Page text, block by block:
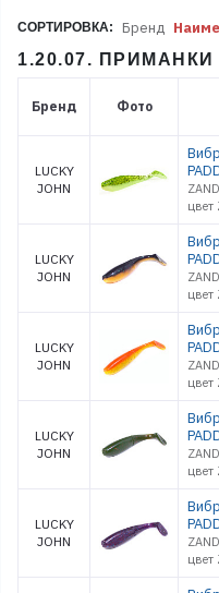
СОРТИРОВКА: Бренд
1.20.07. ПРИМАНКИ
Бренд Фото
LUCKY
JOHN
цвет
LUCKY
JOHN
цвет
LUCKY
JOHN
цвет
LUCKY
JOHN
цвет
LUCKY
JOHN
цвет